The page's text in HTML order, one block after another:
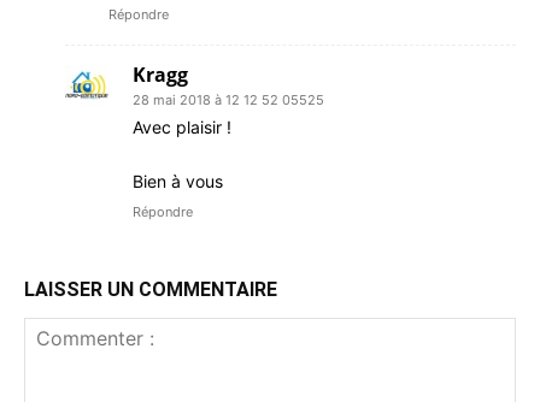
Répondre
Kragg
28 mai 2018 à 12 12 52 05525
Avec plaisir !
Bien à vous
Répondre
LAISSER UN COMMENTAIRE